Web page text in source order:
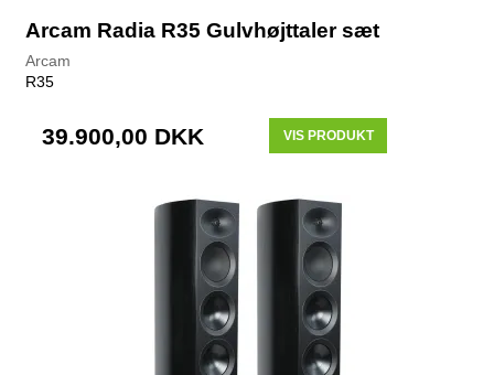
Arcam Radia R35 Gulvhøjttaler sæt
Arcam
R35
39.900,00 DKK VIS PRODUKT